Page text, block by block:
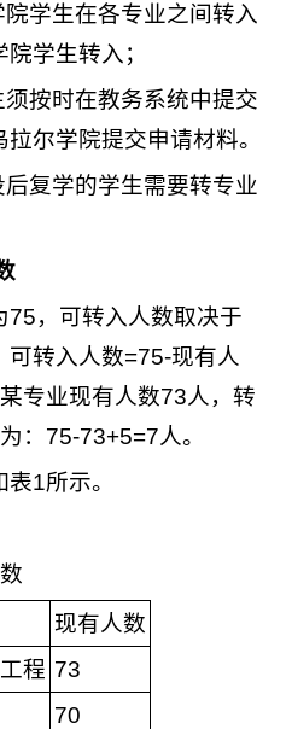
学生在各专业之间转入
学生转入；
按时在教务系统中提交
尔学院提交申请材料。
复学的学生需要转专业
75，可转入人数取决于
转入人数=75-现有人
专业现有人数73人，转
：75-73+5=7人。
1所示。
现有人数
程 73
70